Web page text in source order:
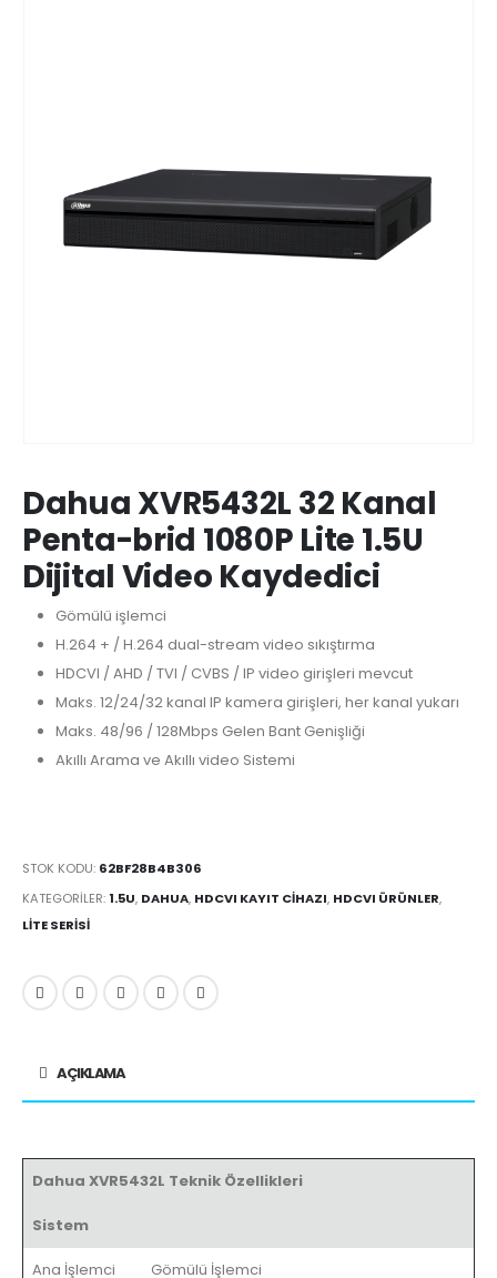
Dahua XVR5432L 32 Kanal
Penta-brid 1080P Lite 1.5U
Dijital Video Kaydedici
Gömülü işlemci
H.264 + / H.264 dual-stream video sıkıştırma
HDCVI / AHD / TVI / CVBS / IP video girişleri mevcut
Maks. 12/24/32 kanal IP kamera girişleri, her kanal yukarı
Maks. 48/96 / 128Mbps Gelen Bant Genişliği
Akıllı Arama ve Akıllı video Sistemi
STOK KODU: 62BF28B4B306
KATEGORILER:1.5U, DAHUA, HDCVI KAYIT CIHAZI, HDCVI ÜRÜNLER,
LITE SERISI
AÇIKLAMA
Dahua XVR5432L Teknik Özellikleri
Sistem
Ana İşlemci Gömülü İşlemci